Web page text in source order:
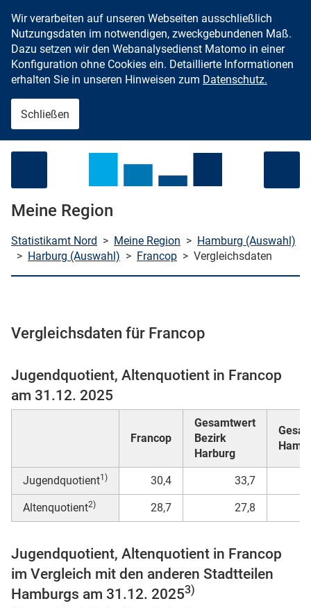
Zum Inhalt springen
Wir verarbeiten auf unseren Webseiten ausschließlich
Nutzungsdaten im notwendigen, zweckgebundenen Maß.
Dazu setzen wir den Webanalysedienst Matomo in einer
Konfiguration ohne Cookies ein. Detaillierte Informationen
erhalten Sie in unseren Hinweisen zum Datenschutz.
Schließen
Meine Region
Statistikamt Nord > Meine Region > Hamburg (Auswahl)
> Harburg (Auswahl) > Francop > Vergleichsdaten
Vergleichsdaten für Francop
Jugendquotient, Altenquotient in Francop
am 31.12. 2025
Francop
Gesamtwert
Bezirk
Harburg
Jugendquotient1) 30,4 33,7
Altenquotient2) 28,7 27,8
Jugendquotient, Altenquotient in Francop
im Vergleich mit den anderen Stadtteilen
Hamburgs am 31.12. 20253)